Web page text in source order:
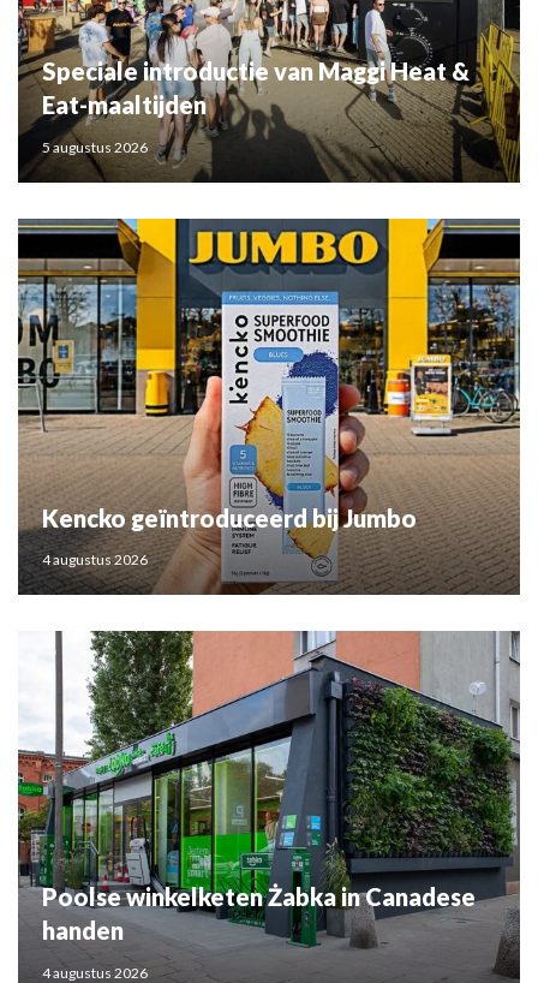
Speciale introductie van Maggi Heat &
Eat-maaltijden
5 augustus 2026
Kencko geïntroduceerd bij Jumbo
4 augustus 2026
Poolse winkelketen Żabka in Canadese
handen
4 augustus 2026